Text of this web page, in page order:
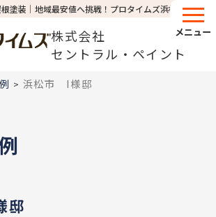
塗装│地域最安値へ挑戦！プロタイムズ浜松東店
株式会社
セントラル・ペイント
メニュー
>浜松市 I様邸
邸